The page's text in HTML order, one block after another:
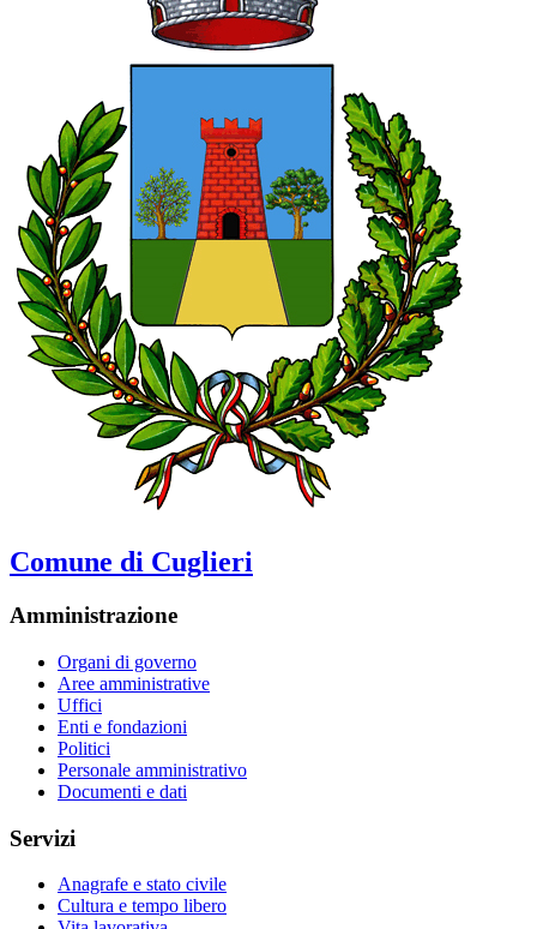
Comune di Cuglieri
Amministrazione
Organi di governo
Aree amministrative
Uffici
Enti e fondazioni
Politici
Personale amministrativo
Documenti e dati
Servizi
Anagrafe e stato civile
Cultura e tempo libero